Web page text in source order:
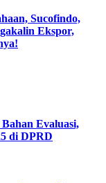
Sucofindo,
Ekspor,
Evaluasi,
di DPRD